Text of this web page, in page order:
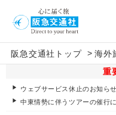
阪急交通社トップ > 海外
重
ウェブサービス休止のお知ら
中東情勢に伴うツアーの催行